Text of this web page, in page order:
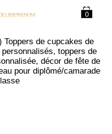
0
Toppers de cupcakes de
toppers de
décor de fête de
pour diplômé/camarade